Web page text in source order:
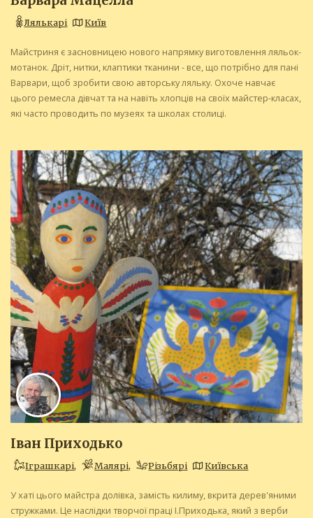
Лялькарі Київ
Майстриня є засновницею нового напрямку виготовлення ляльок-
мотанок. Дріт, нитки, клаптики тканини - все, що потрібно для пані
Варвари, щоб зробити свою авторську ляльку. Охоче навчає
цього ремесла дівчат та на навіть хлопців на своїх майстер-класах,
які часто проводить по музеях та школах столиці.
Іван Приходько
Іграшкарі, Малярі, Різьбярі Київська
У хаті цього майстра долівка, замість килиму, вкрита дерев'яними
стружками. Це наслідки творчої праці І.Приходька, який з верби